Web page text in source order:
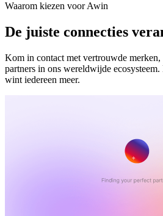
Waarom kiezen voor Awin
De juiste connecties
Kom in contact met vertrouwde merken,
partners in ons wereldwijde
wint iedereen meer.